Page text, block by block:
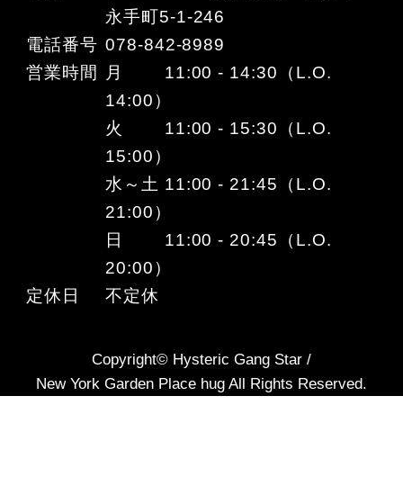
永手町5-1-246
電話番号 078-842-8989
営業時間
月 11:00 - 14:30（L.O.
14:00）
火 11:00 - 15:30（L.O.
15:00）
水～土 11:00 - 21:45（L.O.
21:00）
日 11:00 - 20:45（L.O.
20:00）
定休日
不定休
Copyright© Hysteric Gang Star /
New York Garden Place hug All Rights Reserved.